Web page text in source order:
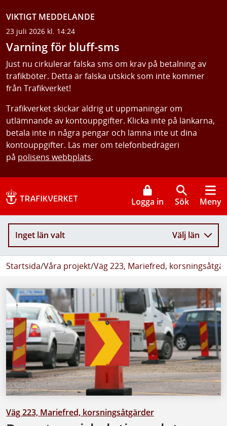
VIKTIGT MEDDELANDE
23 juli 2026 kl. 14:24
Varning för bluff-sms
Just nu cirkulerar falska sms om krav på betalning av
trafikböter. Detta är falska utskick som inte kommer
från Trafikverket!
Trafikverket skickar aldrig ut uppmaningar om
utlämnande av kontouppgifter. Klicka inte på länkarna,
betala inte in några pengar och lämna inte ut dina
kontouppgifter. Läs mer om telefonbedrägeri
på polisens webbplats.
Logga in Sök Meny
Inget län valt Välj län
Startsida/Våra projekt/Väg 223, Mariefred,
Väg 223, Mariefred, korsningsåtgärder